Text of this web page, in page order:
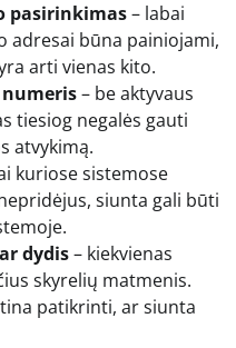
pasirinkimas– labai
adresai būna painiojami,
arti vienas kito.
numeris– be aktyvaus
tiesiog negalės gauti
atvykimą.
kuriose sistemose
siunta gali būti
dydis– kiekvienas
skyrelių matmenis.
patikrinti, ar siunta